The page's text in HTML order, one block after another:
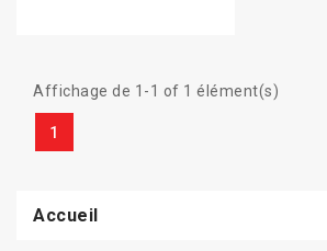
Affichage de 1-1 of 1 élément(s)
1
Accueil